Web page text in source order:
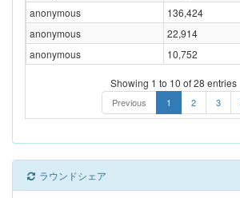
anonymous
136,424
anonymous
22,914
anonymous
10,752
Showing 1 to 10 of 28 entries
Previous 1 2 3
ラウンドシェア